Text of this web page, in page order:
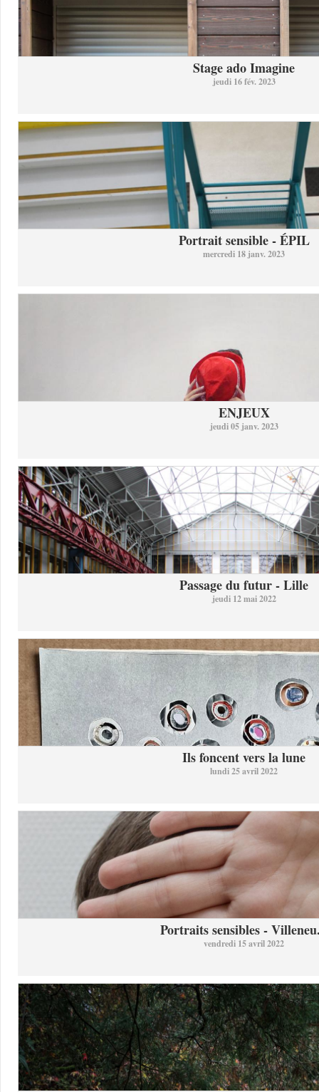
Stage ado Imagine
jeudi 16 fév. 2023
Portrait sensible - ÉPIL
mercredi 18 janv. 2023
ENJEUX
jeudi 05 janv. 2023
Passage du futur - Lille
jeudi 12 mai 2022
Ils foncent vers la lune
lundi 25 avril 2022
Portraits sensibles -
vendredi 15 avril 2022